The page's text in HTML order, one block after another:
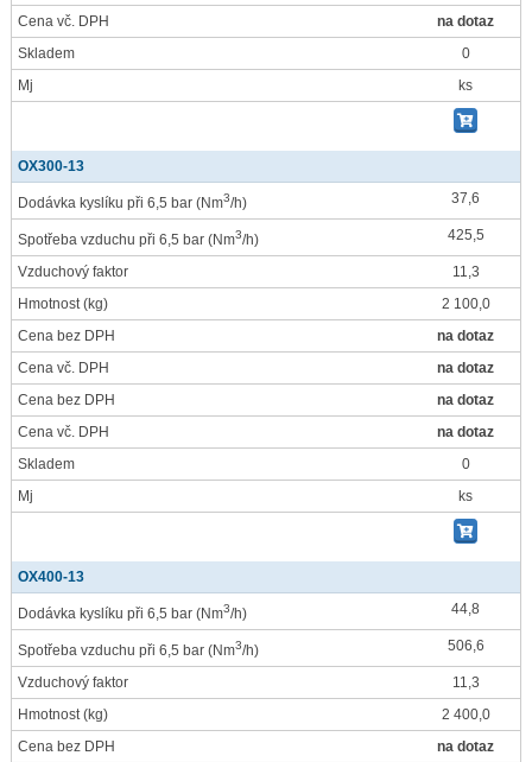
Cena vč. DPH
na dotaz
Skladem
0
Mj
ks
OX300-13
Dodávka kyslíku při 6,5 bar (Nm3/h) 37,6
Spotřeba vzduchu při 6,5 bar (Nm3/h) 425,5
Vzduchový faktor
11,3
Hmotnost(kg)
2 100,0
Cena bez DPH
na dotaz
Cena vč. DPH
na dotaz
Cena bez DPH
na dotaz
Cena vč. DPH
na dotaz
Skladem
0
Mj
ks
OX400-13
Dodávka kyslíku při 6,5 bar (Nm3/h) 44,8
Spotřeba vzduchu při 6,5 bar (Nm3/h) 506,6
Vzduchový faktor
11,3
Hmotnost(kg)
2 400,0
Cena bez DPH
na dotaz